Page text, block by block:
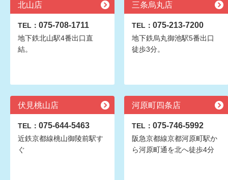
北山店
TEL： 075-708-1711
地下鉄北山駅4番出口直
結。
三条烏丸店
TEL： 075-213-7200
地下鉄烏丸御池駅5番出口
徒歩3分。
伏見桃山店
TEL： 075-644-5463
近鉄京都線桃山御陵前駅す
ぐ
河原町四条店
TEL： 075-746-5992
阪急京都線京都河原町駅か
ら河原町通を北へ徒歩4分